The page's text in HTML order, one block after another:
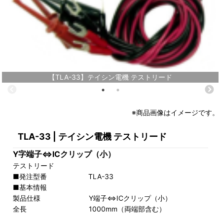
【TLA-33】テイシン電機 テストリード
※商品画像はイメージです。
TLA-33 | テイシン電機 テストリード
Y字端子⇔ICクリップ（小）
テストリード
■発注型番 TLA-33
■基本情報
製品仕様 Y端子⇔ICクリップ（小）
全長 1000mm（両端部含む）